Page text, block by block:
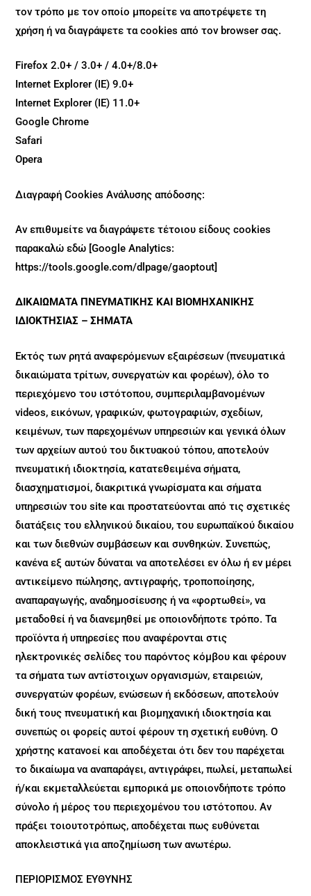
τον τρόπο με τον οποίο μπορείτε να αποτρέψετε τη
χρήση ή να διαγράψετε τα cookies από τον browser σας.
Firefox 2.0+ / 3.0+ / 4.0+/8.0+
Internet Explorer (IE) 9.0+
Internet Explorer (IE) 11.0+
Google Chrome
Safari
Opera
Διαγραφή Cookies Ανάλυσης απόδοσης:
Αν επιθυμείτε να διαγράψετε τέτοιου είδους cookies
παρακαλώ εδώ [Google Analytics:
https://tools.google.com/dlpage/gaoptout]
ΔΙΚΑΙΩΜΑΤΑ ΠΝΕΥΜΑΤΙΚΗΣ ΚΑΙ ΒΙΟΜΗΧΑΝΙΚΗΣ
ΙΔΙΟΚΤΗΣΙΑΣ – ΣΗΜΑΤΑ
Εκτός των ρητά αναφερόμενων εξαιρέσεων (πνευματικά
δικαιώματα τρίτων, συνεργατών και φορέων), όλο το
περιεχόμενο του ιστότοπου, συμπεριλαμβανομένων
videos, εικόνων, γραφικών, φωτογραφιών, σχεδίων,
κειμένων, των παρεχομένων υπηρεσιών και γενικά όλων
των αρχείων αυτού του δικτυακού τόπου, αποτελούν
πνευματική ιδιοκτησία, κατατεθειμένα σήματα,
διασχηματισμοί, διακριτικά γνωρίσματα και σήματα
υπηρεσιών του site και προστατεύονται από τις σχετικές
διατάξεις του ελληνικού δικαίου, του ευρωπαϊκού δικαίου
και των διεθνών συμβάσεων και συνθηκών. Συνεπώς,
κανένα εξ αυτών δύναται να αποτελέσει εν όλω ή εν μέρει
αντικείμενο πώλησης, αντιγραφής, τροποποίησης,
αναπαραγωγής, αναδημοσίευσης ή να «φορτωθεί», να
μεταδοθεί ή να διανεμηθεί με οποιονδήποτε τρόπο. Τα
προϊόντα ή υπηρεσίες που αναφέρονται στις
ηλεκτρονικές σελίδες του παρόντος κόμβου και φέρουν
τα σήματα των αντίστοιχων οργανισμών, εταιρειών,
συνεργατών φορέων, ενώσεων ή εκδόσεων, αποτελούν
δική τους πνευματική και βιομηχανική ιδιοκτησία και
συνεπώς οι φορείς αυτοί φέρουν τη σχετική ευθύνη. Ο
χρήστης κατανοεί και αποδέχεται ότι δεν του παρέχεται
το δικαίωμα να αναπαράγει, αντιγράφει, πωλεί, μεταπωλεί
ή/και εκμεταλλεύεται εμπορικά με οποιονδήποτε τρόπο
σύνολο ή μέρος του περιεχομένου του ιστότοπου. Αν
πράξει τοιουτοτρόπως, αποδέχεται πως ευθύνεται
αποκλειστικά για αποζημίωση των ανωτέρω.
ΠΕΡΙΟΡΙΣΜΟΣ ΕΥΘΥΝΗΣ